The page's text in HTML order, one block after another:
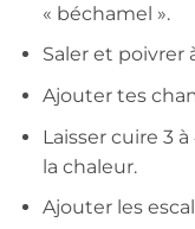
« béchamel ».
Saler et poivrer
Ajouter tes
Laisser cuire 3
la chaleur.
Ajouter les